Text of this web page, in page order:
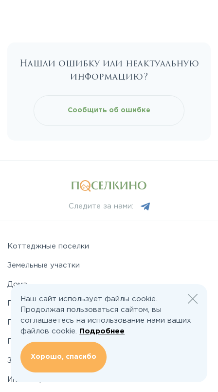
Каширское
Новорижское
Носовихинское
Пятницкое
Нашли ошибку или неактуальную
информацию?
Сообщить об ошибке
Следите за нами:
Коттеджные поселки
Земельные участки
Дома
Подряды домов
Промышленные поселки
Промышленные участки
Застройщикам
Инвесторам
Наш сайт использует файлы cookie.
Продолжая пользоваться сайтом, вы
соглашаетесь на использование нами ваших
файлов cookie.
Подробнее
Хорошо, спасибо